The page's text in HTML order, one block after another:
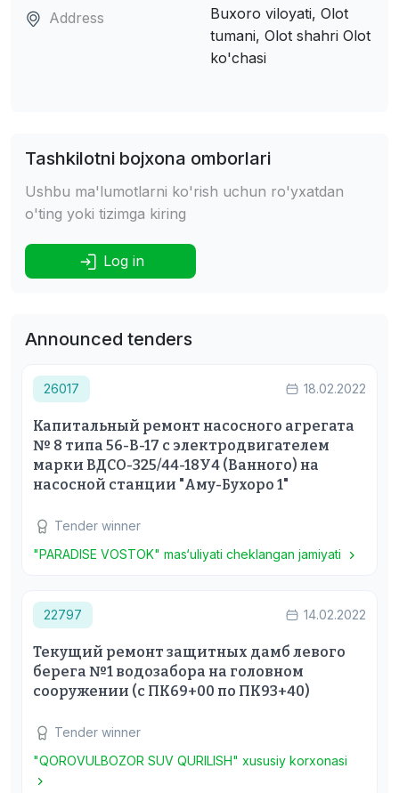
Address
Buxoro viloyati, Olot
tumani, Olot shahri Olot
ko'chasi
Tashkilotni bojxona omborlari
Ushbu ma'lumotlarni ko'rish uchun ro'yxatdan
o'ting yoki tizimga kiring
Log in
Announced tenders
26017 18.02.2022
Капитальный ремонт насосного агрегата
№ 8 типа 56-В-17 с электродвигателем
марки ВДСО-325/44-18У4 (Ванного) на
насосной станции "Аму-Бухоро 1"
Tender winner
"PARADISE VOSTOK" mas‘uliyati cheklangan jamiyati
22797 14.02.2022
Текущий ремонт защитных дамб левого
берега №1 водозабора на головном
сооружении (с ПК69+00 по ПК93+40)
Tender winner
"QOROVULBOZOR SUV QURILISH" xususiy korxonasi